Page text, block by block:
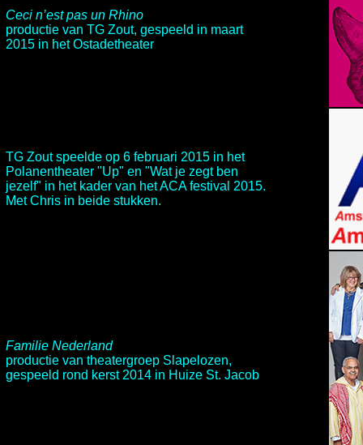
Ceci n’est pas un Rhino
productie van TG Zout, gespeeld in maart
2015 in hetOstadetheater
TG Zoutspeelde op 6 februari 2015 in het
Polanentheater "Up" en "Wat je zegt ben
jezelf" in het kader van het ACA festival 2015.
Met Chris in beide stukken.
Familie Nederland
productie van theatergroep Slapelozen,
gespeeld rond kerst 2014 in Huize St. Jacob